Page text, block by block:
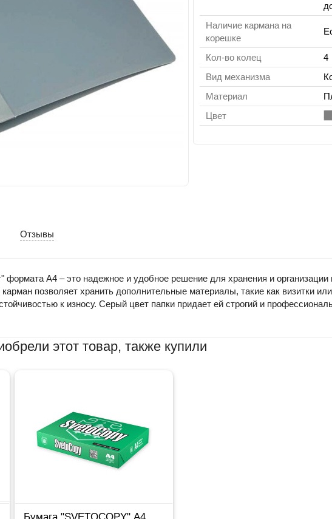
Наличие кармана на
корешке
Кол-во колец
4
Вид механизма
Материал
Цвет
Отзывы
формата А4 – это надежное и удобное решение для хранения и
позволяет хранить дополнительные материалы, такие как визитки
к износу. Серый цвет папки придает ей строгий и
этот товар, также купили
Бумага "SVETOCOPY" А4